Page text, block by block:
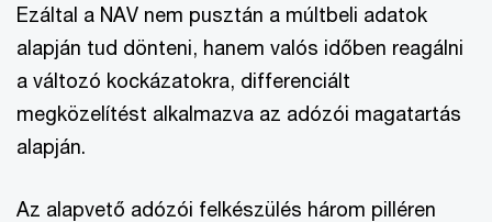
Ezáltal a NAV nem pusztán a múltbeli adatok
alapján tud dönteni, hanem valós időben reagálni
a változó kockázatokra, differenciált
megközelítést alkalmazva az adózói magatartás
alapján.
Az alapvető adózói felkészülés három pilléren